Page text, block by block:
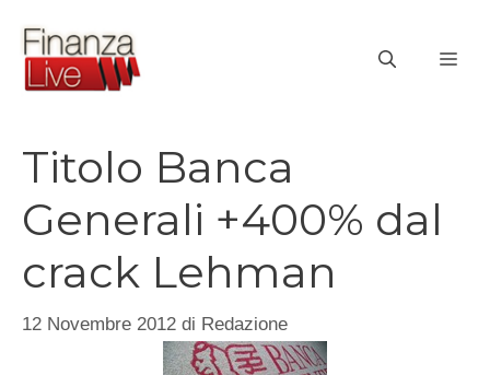
contenuto
Titolo Banca
Generali +400% dal
crack Lehman
12 Novembre 2012 di Redazione